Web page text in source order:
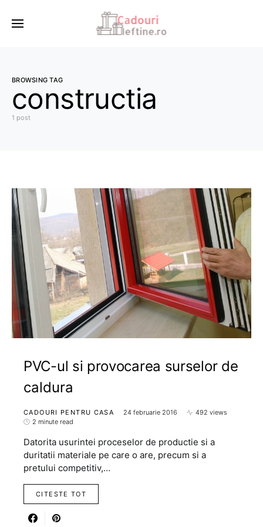
BROWSING TAG
constructia
1 post
PVC-ul si provocarea surselor de
caldura
CADOURI PENTRU CASA 24 februarie 2016
492 views
2 minute read
Datorita usurintei proceselor de productie si a
duritatii materiale pe care o are, precum si a
pretului competitiv,…
CITESTE TOT